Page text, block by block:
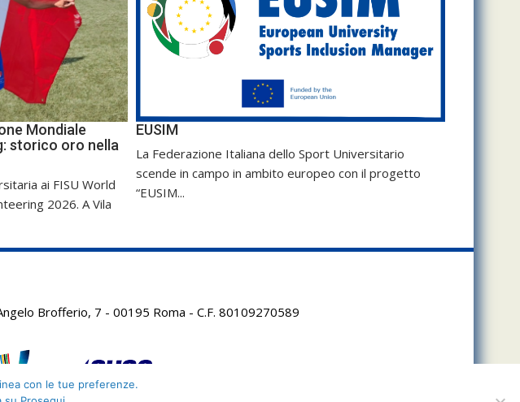
Mondiale
storico oro nella
ai FISU World
2026. A Vila
EUSIM
La Federazione Italiana dello Sport Universitario
scende in campo in ambito europeo con il progetto
“EUSIM...
Brofferio, 7 - 00195 Roma - C.F. 80109270589
con le tue preferenze.